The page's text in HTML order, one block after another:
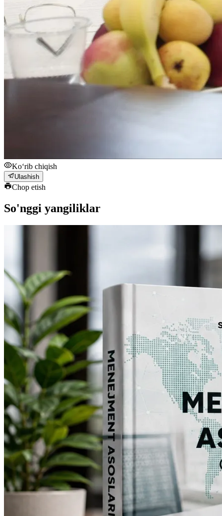
Ko‘rib chiqish
Ulashish
Chop etish
So'nggi yangiliklar